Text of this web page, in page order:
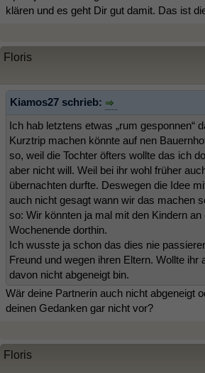
klären und es geht Dir gut damit. Das ist
Floris
Kiamos27 schrieb:
Ich hab letztens etwas „rum gesponnen“
Kurztrip machen könnte auf nen
so, weil die Tochter öfters wollte das ich
aber nicht will. Weil bei ihr wohl früher
übernachten durfte. Deswegen die Idee
auch nicht gesagt wann wir das machen
so: Wir könnten ja mal mit den Kindern
Wochenende dorthin.
Ich wusste ja schon das dies nie
Freund und wegen ihren Eltern. Wollte ihr
davon nicht abgeneigt bin.
Wär deine Partnerin auch nicht abgeneigt
deinen Gedanken gar nicht vor?
Floris